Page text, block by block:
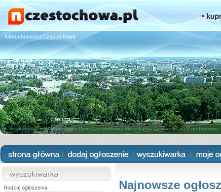
Nieruchomości Częstochowa
Nieruchomości Częstochowa Dom Częstochowa Mieszkania Częstochowa Częstochowa
Rodzaj ogłoszenia: Najnowsze